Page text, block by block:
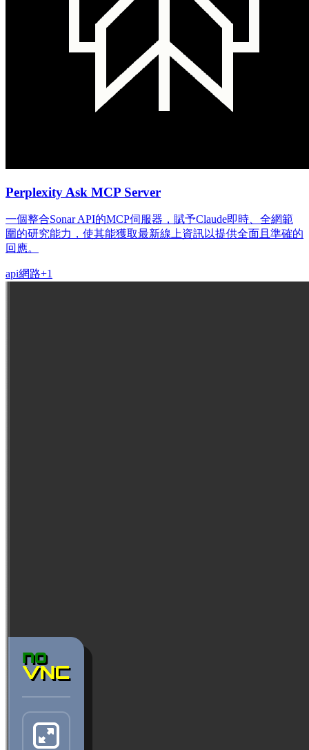
Perplexity Ask MCP Server
一個整合Sonar API的MCP伺服器，賦予Claude即時、全網範
圍的研究能力，使其能獲取最新線上資訊以提供全面且準確的
回應。
api網路+1